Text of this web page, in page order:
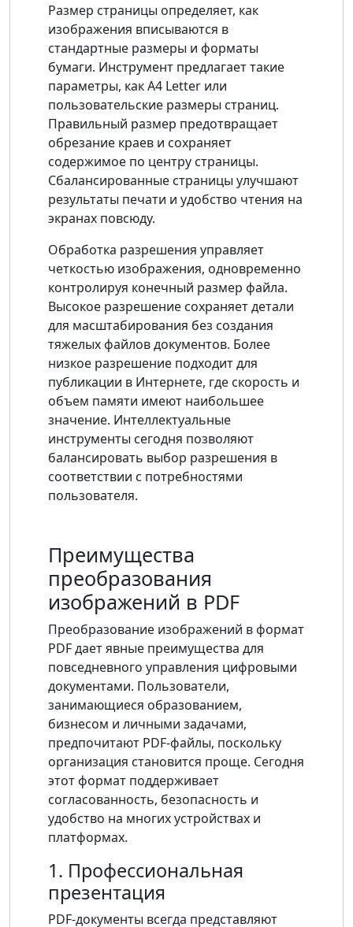
Размер страницы определяет, как
изображения вписываются в
стандартные размеры и форматы
бумаги. Инструмент предлагает такие
параметры, как A4 Letter или
пользовательские размеры страниц.
Правильный размер предотвращает
обрезание краев и сохраняет
содержимое по центру страницы.
Сбалансированные страницы улучшают
результаты печати и удобство чтения на
экранах повсюду.
Обработка разрешения управляет
четкостью изображения, одновременно
контролируя конечный размер файла.
Высокое разрешение сохраняет детали
для масштабирования без создания
тяжелых файлов документов. Более
низкое разрешение подходит для
публикации в Интернете, где скорость и
объем памяти имеют наибольшее
значение. Интеллектуальные
инструменты сегодня позволяют
балансировать выбор разрешения в
соответствии с потребностями
пользователя.
Преимущества
преобразования
изображений в PDF
Преобразование изображений в формат
PDF дает явные преимущества для
повседневного управления цифровыми
документами. Пользователи,
занимающиеся образованием,
бизнесом и личными задачами,
предпочитают PDF-файлы, поскольку
организация становится проще. Сегодня
этот формат поддерживает
согласованность, безопасность и
удобство на многих устройствах и
платформах.
1. Профессиональная
презентация
PDF-документы всегда представляют